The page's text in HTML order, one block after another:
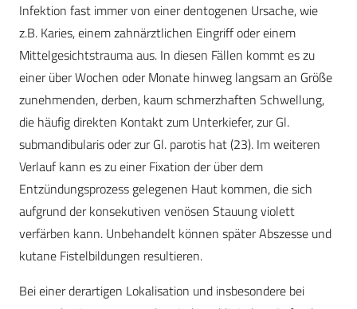
Infektion fast immer von einer dentogenen Ursache, wie
z.B. Karies, einem zahnärztlichen Eingriff oder einem
Mittelgesichtstrauma aus. In diesen Fällen kommt es zu
einer über Wochen oder Monate hinweg langsam an Größe
zunehmenden, derben, kaum schmerzhaften Schwellung,
die häufig direkten Kontakt zum Unterkiefer, zur Gl.
submandibularis oder zur Gl. parotis hat (23). Im weiteren
Verlauf kann es zu einer Fixation der über dem
Entzündungsprozess gelegenen Haut kommen, die sich
aufgrund der konsekutiven venösen Stauung violett
verfärben kann. Unbehandelt können später Abszesse und
kutane Fistelbildungen resultieren.
Bei einer derartigen Lokalisation und insbesondere bei